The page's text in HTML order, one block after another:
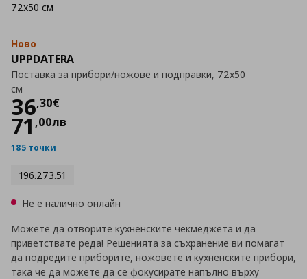
Ново
UPPDATERA
Поставка за прибори/ножове и подправки, 72x50
см
36,30€
Цена
71 ,00лв
185 точки
196.273.51
72x50 см
Не е налично онлайн
Можете да отворите кухненските чекмеджета и да
приветствате реда! Решенията за съхранение ви помагат
да подредите приборите, ножовете и кухненските прибори,
така че да можете да се фокусирате напълно върху